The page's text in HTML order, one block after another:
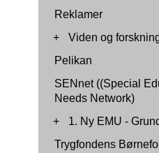
Reklamer
+
Viden og
Pelikan
SENnet ((Special
Needs Network)
+
1. Ny EMU -
Trygfondens